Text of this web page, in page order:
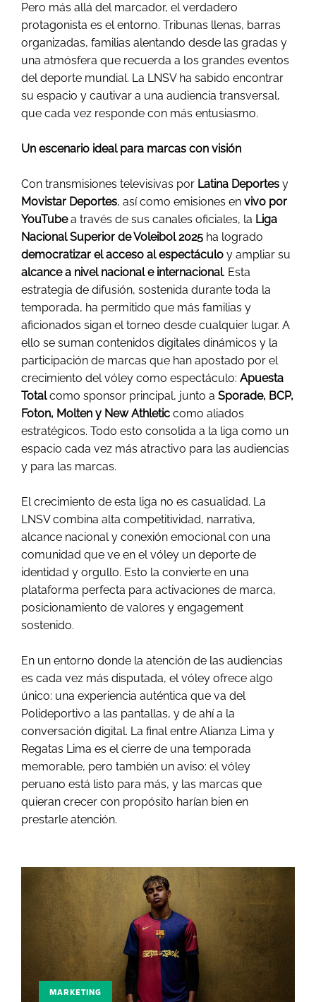
Pero más allá del marcador, el verdadero
protagonista es el entorno. Tribunas llenas, barras
organizadas, familias alentando desde las gradas y
una atmósfera que recuerda a los grandes eventos
del deporte mundial. La LNSV ha sabido encontrar
su espacio y cautivar a una audiencia transversal,
que cada vez responde con más entusiasmo.
Un escenario ideal para marcas con visión
Con transmisiones televisivas por Latina Deportes y
Movistar Deportes, así como emisiones en vivo por
YouTubea través de sus canales oficiales, la Liga
Nacional Superior de Voleibol 2025 ha logrado
democratizar el acceso al espectáculo y ampliar su
alcance a nivel nacional e internacional. Esta
estrategia de difusión, sostenida durante toda la
temporada, ha permitido que más familias y
aficionados sigan el torneo desde cualquier lugar. A
ello se suman contenidos digitales dinámicos y la
participación de marcas que han apostado por el
crecimiento del vóley como espectáculo: Apuesta
Totalcomo sponsor principal, junto a Sporade, BCP,
Foton, Molten y New Athletic como aliados
estratégicos. Todo esto consolida a la liga como un
espacio cada vez más atractivo para las audiencias
y para las marcas.
El crecimiento de esta liga no es casualidad. La
LNSV combina alta competitividad, narrativa,
alcance nacional y conexión emocional con una
comunidad que ve en el vóley un deporte de
identidad y orgullo. Esto la convierte en una
plataforma perfecta para activaciones de marca,
posicionamiento de valores y engagement
sostenido.
En un entorno donde la atención de las audiencias
es cada vez más disputada, el vóley ofrece algo
único: una experiencia auténtica que va del
Polideportivo a las pantallas, y de ahí a la
conversación digital. La final entre Alianza Lima y
Regatas Lima es el cierre de una temporada
memorable, pero también un aviso: el vóley
peruano está listo para más, y las marcas que
quieran crecer con propósito harían bien en
prestarle atención.
MARKETING